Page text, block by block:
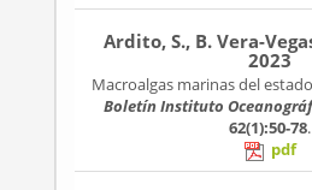
Ardito, S., B. Vera-
2023
Macroalgas marinas del
Boletín Instituto
62(1):50-78.
pdf